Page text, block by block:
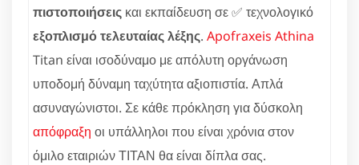
πιστοποιήσεις και εκπαίδευση σε ✅ τεχνολογικό
εξοπλισμό τελευταίας λέξης. Apofraxeis Athina
Titan είναι ισοδύναμο με απόλυτη οργάνωση
υποδομή δύναμη ταχύτητα αξιοπιστία. Απλά
ασυναγώνιστοι. Σε κάθε πρόκληση για δύσκολη
απόφραξη οι υπάλληλοι που είναι χρόνια στον
όμιλο εταιριών ΤΙΤΑΝ θα είναι δίπλα σας.